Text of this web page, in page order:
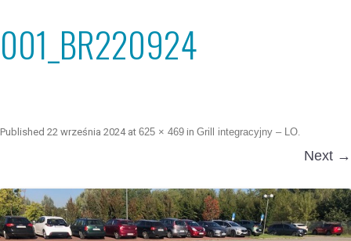
001_BR220924
Published 22 września 2024at 625 × 469 in Grill integracyjny – LO.
Next →